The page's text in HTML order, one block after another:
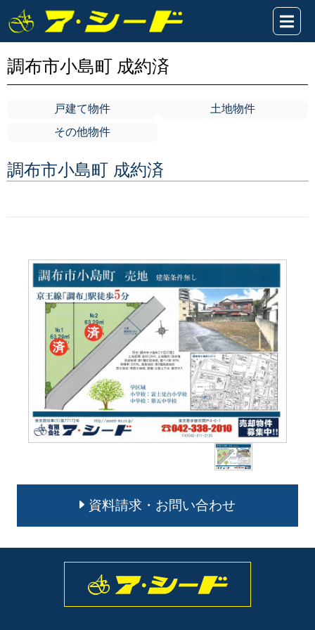
調布市小島町 成約済
戸建て物件
土地物件
その他物件
調布市小島町 成約済
資料請求・お問い合わせ